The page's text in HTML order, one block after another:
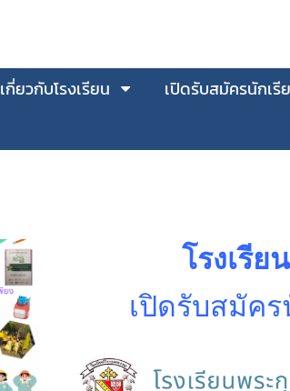
เกี่ยวกับโรงเรียน เปิดรับสมัครนักเรี
โรงเรีย
เปิดรับสมัค